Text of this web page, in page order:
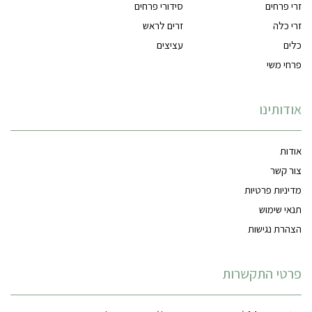
זרי פרחים
סידורי פרחים
זרי כלה
זרים לראש
כלים
עציצים
פרחי משי
אודותינו
אודות
צור קשר
מדיניות פרטיות
תנאי שימוש
הצהרת נגישות
פרטי התקשרות